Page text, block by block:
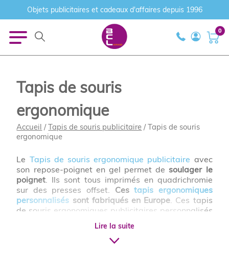
Objets publicitaires et cadeaux d'affaires depuis 1996
0
Tapis de souris
ergonomique
Accueil /Tapis de souris publicitaire / Tapis de souris
ergonomique
Le Tapis de souris ergonomique publicitaire avec
son repose-poignet en gel permet de soulager le
poignet. Ils sont tous imprimés en quadrichromie
sur des presses offset. Cestapis ergonomiques
personnalisés sont fabriqués en Europe. Ces tapis
de souris ergonomiques publicitaires personnalisés
permettent d'éviter les douleurs dûes au
"syndrome du canal carpien".Le principe est simple
: éviter la cassure du poignet. Un poignet est fait
Lire la suite